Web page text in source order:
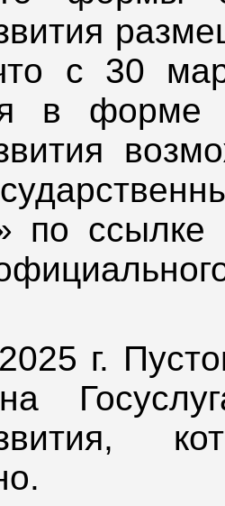
с 30
в форме
по ссылке
г.